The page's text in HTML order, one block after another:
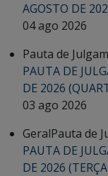
AGOSTO DE
04 ago 2026
Pauta de
PAUTA DE
DE 2026
03 ago 2026
GeralPauta de
PAUTA DE
DE 2026